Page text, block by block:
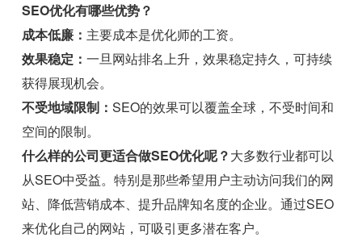
SEO优化有哪些优势？
成本低廉： 主要成本是优化师的工资。
效果稳定：一旦网站排名上升，效果稳定持久，可持续
获得展现机会。
不受地域限制：SEO的效果可以覆盖全球，不受时间和
空间的限制。
什么样的公司更适合做SEO优化呢？大多数行业都可以
从SEO中受益。特别是那些希望用户主动访问我们的网
站、降低营销成本、提升品牌知名度的企业。通过SEO
来优化自己的网站，可吸引更多潜在客户。